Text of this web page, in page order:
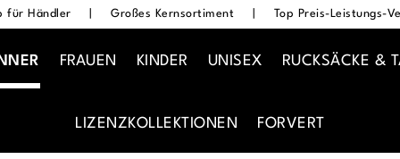
für Händler Großes Kernsortiment Top Preis-Leistungs-
FRAUEN KINDER UNISEX RUCKSÄCKE &
LIZENZKOLLEKTIONEN FORVERT